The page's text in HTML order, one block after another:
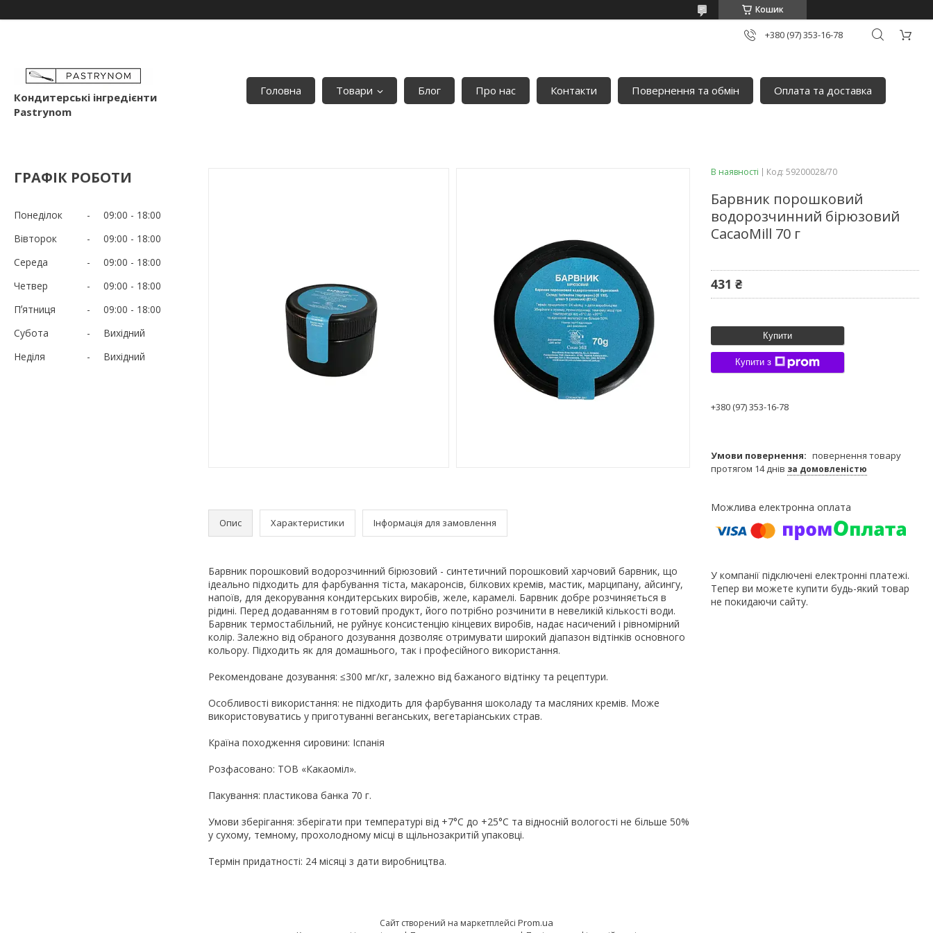
Кошик
+380 (97) 353-16-78
Кондитерські інгредієнти
Pastrynom
Головна Товари Блог Про нас Контакти Повернення та обмін Оплата та доставка
ГРАФІК РОБОТИ
Понеділок 09:00
18:00
Вівторок
09:00
18:00
Середа
09:00
18:00
Четвер
09:00
18:00
Пʼятниця
09:00
18:00
Субота
Вихідний
Неділя
Вихідний
Опис Характеристики Інформація для замовлення
Барвник порошковий водорозчинний бірюзовий - синтетичний порошковий харчовий барвник, що
ідеально підходить для фарбування тіста, макаронсів, білкових кремів, мастик, марципану, айсингу,
напоїв, для декорування кондитерських виробів, желе, карамелі. Барвник добре розчиняється в
рідині. Перед додаванням в готовий продукт, його потрібно розчинити в невеликій кількості води.
Барвник термостабільний, не руйнує консистенцію кінцевих виробів, надає насичений і рівномірний
колір. Залежно від обраного дозування дозволяє отримувати широкий діапазон відтінків основного
кольору. Підходить як для домашнього, так і професійного використання.
Рекомендоване дозування: ≤300 мг/кг, залежно від бажаного відтінку та рецептури.
Особливості використання: не підходить для фарбування шоколаду та масляних кремів. Може
використовуватись у приготуванні веганських, вегетаріанських страв.
Країна походження сировини: Іспанія
Розфасовано: ТОВ «Какаоміл».
Пакування: пластикова банка 70 г.
Умови зберігання: зберігати при температурі від +7°С до +25°С та відносній вологості не більше 50%
у сухому, темному, прохолодному місці в щільнозакритій упаковці.
Термін придатності: 24 місяці з дати виробництва.
В наявності Код: 59200028/70
Барвник порошковий
водорозчинний бірюзовий
CacaoMill 70 г
431 ₴
Купити
Купити з
+380 (97) 353-16-78
повернення товару
протягом 14 днів за домовленістю
У компанії підключені електронні платежі.
Тепер ви можете купити будь-який товар
не покидаючи сайту.
Сайт створений на маркетплейсі Prom.ua